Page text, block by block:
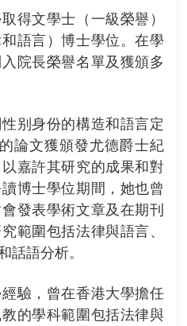
得文學士（一級榮譽）
語言）博士學位。在學
院長榮譽名單及獲頒多
别身份的構造和語言定
論文獲頒發尤德爵士紀
嘉許其研究的成果和對
博士學位期間，她也曾
發表學術文章及在期刊
範圍包括法律與語言、
話語分析。
驗，曾在香港大學擔任
的學科範圍包括法律與